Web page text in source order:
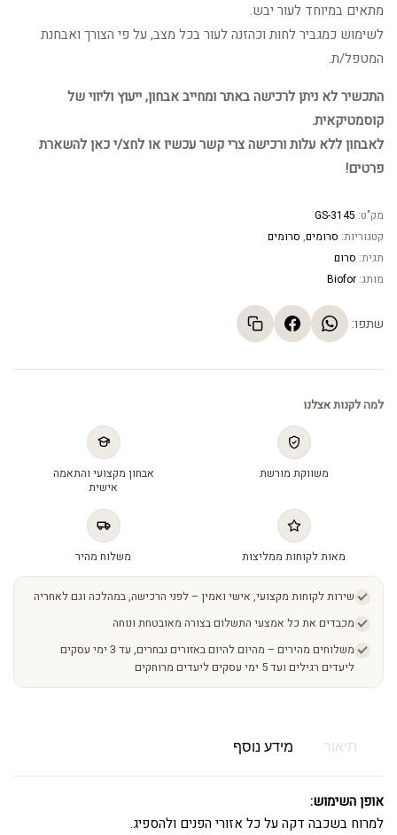
מתאים במיוחד לעור יבש.
לשימוש כמגביר לחות וכהזנה לעור בכל מצב, על פי הצורך ואבחנת
המטפל/ת.
התכשיר לא ניתן לרכישה באתר ומחייב אבחון, ייעוץ וליווי של
קוסמטיקאית.
לאבחון ללא עלות ורכישה צרי קשר עכשיו או לחצ/י כאן להשארת
פרטים!
מק"ט: GS-3145
קטגוריות: סרומים, סרומים
תגית: סרום
מותג: Biofor
שתפו:
למה לקנות אצלנו
משווקת מורשת
אבחון מקצועי והתאמה
אישית
מאות לקוחות ממליצות משלוח מהיר
שירות לקוחות מקצועי, אישי ואמין – לפני הרכישה, במהלכה וגם לאחריה
מכבדים את כל אמצעי התשלום בצורה מאובטחת ונוחה
משלוחים מהירים – מהיום להיום באזורים נבחרים, עד 3 ימי עסקים
ליעדים רגילים ועד 5 ימי עסקים ליעדים מרוחקים
תיאור מידע נוסף
אופן השימוש:
למרוח בשכבה דקה על כל אזורי הפנים ולהספיג.